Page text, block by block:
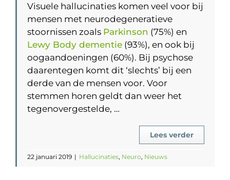
Visuele hallucinaties komen veel voor bij
mensen met neurodegeneratieve
stoornissen zoals Parkinson (75%) en
Lewy Body dementie (93%), en ook bij
oogaandoeningen (60%). Bij psychose
daarentegen komt dit ‘slechts’ bij een
derde van de mensen voor. Voor
stemmen horen geldt dan weer het
tegenovergestelde, …
Lees verder
22 januari 2019 | Hallucinaties, Neuro, Nieuws